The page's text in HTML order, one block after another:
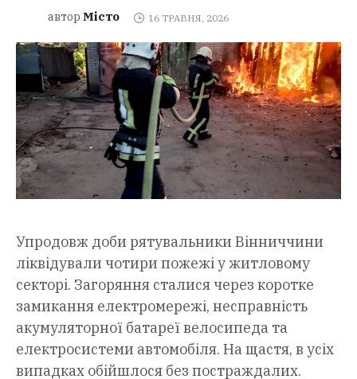
автор Місто 16 ТРАВНЯ, 2026
Упродовж доби рятувальники Вінниччини
ліквідували чотири пожежі у житловому
секторі. Загоряння сталися через коротке
замикання електромережі, несправність
акумуляторної батареї велосипеда та
електросистеми автомобіля. На щастя, в усіх
випадках обійшлося без постраждалих.